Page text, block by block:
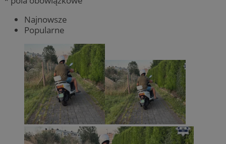
Najnowsze
Popularne